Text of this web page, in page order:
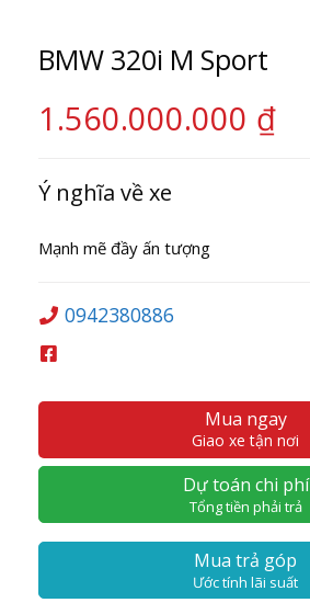
BMW 320i M Sport
1.560.000.000 ₫
Ý nghĩa về xe
Mạnh mẽ đầy ấn tượng
0942380886
Mua ngay
Giao xe tận nơi
Dự toán chi phí
Tổng tiền phải trả
Mua trả góp
Ước tính lãi suất